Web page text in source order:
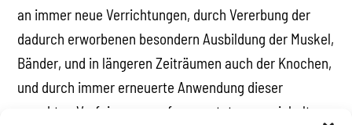
an immer neue Verrichtungen, durch Vererbung der
dadurch erworbenen besondern Ausbildung der Muskel,
Bänder, und in längeren Zeiträumen auch der Knochen,
und durch immer erneuerte Anwendung dieser
vererbten Verfeinerung auf neue, stets ver- wickeltere